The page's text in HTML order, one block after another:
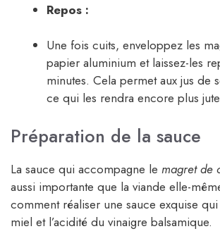
Repos :
Une fois cuits, enveloppez les
papier aluminium et laissez-les
minutes. Cela permet aux jus de
ce qui les rendra encore plus
Préparation de la sauce
La sauce qui accompagne le magret de
aussi importante que la viande elle-
comment réaliser une sauce exquise
miel et l’acidité du vinaigre balsamique.